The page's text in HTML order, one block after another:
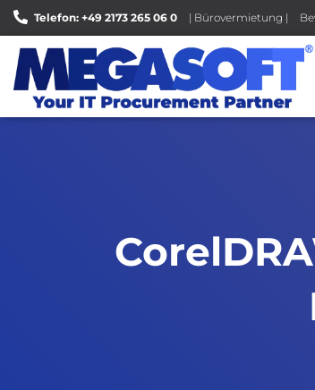
Telefon: +49 2173 265 06 0 | Bürovermietung |